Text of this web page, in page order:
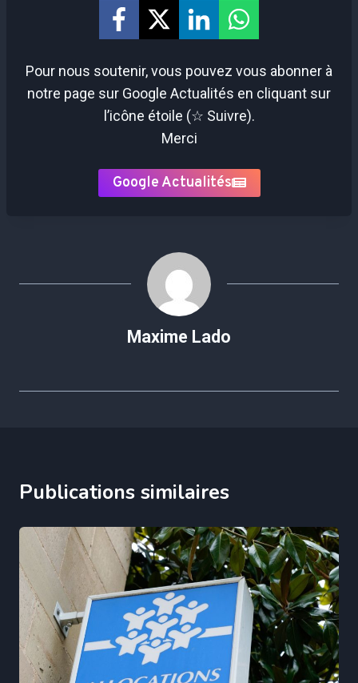
Pour nous soutenir, vous pouvez vous abonner à
notre page sur Google Actualités en cliquant sur
l’icône étoile (☆ Suivre).
Merci
Google Actualités
Maxime Lado
Publications similaires